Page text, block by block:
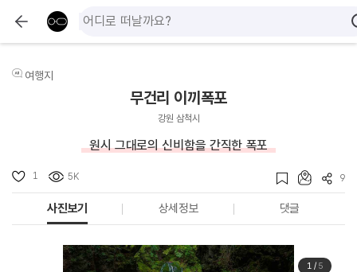
여행지
무건리 이끼폭포
강원 삼척시
원시 그대로의 신비함을 간직한 폭포
1 5K 9
사진보기 상세정보 댓글
1/ 5